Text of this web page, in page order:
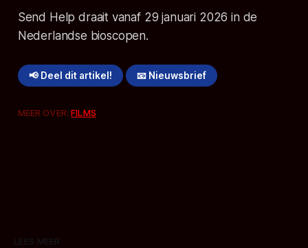
Send Help draait vanaf 29 januari 2026 in de
Nederlandse bioscopen.
📢 Deel dit artikel! 📧 Nieuwsbrief
MEER OVER:FILMS
LEES MEER